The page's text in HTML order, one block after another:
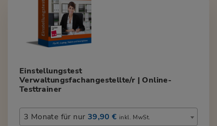
Einstellungstest
Verwaltungsfachangestellte/r | Online-
Testtrainer
3 Monate für nur 39,90 € inkl. MwSt.